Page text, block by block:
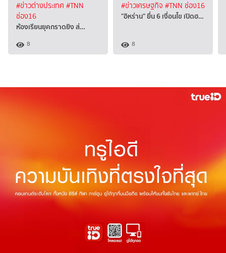
#ข่าวต่างประเทศ #TNN
ช่อง16
ห้องเรียนยุคกราดยิง ส่…
8
#ข่าวเศรษฐกิจ #TNN ช่อง16
"อิหร่าน" ยื่น 6 เงื่อนไข เปิดฮ…
8